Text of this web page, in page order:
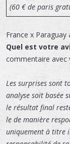
(60 € de paris
France x Paraguay
Quel est votre
commentaire avec
Les surprises sont
analyse soit basée
le résultat final
le de manière
uniquement à titre